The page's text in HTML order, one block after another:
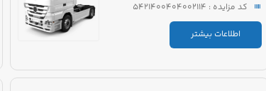
کد مزایده : 5421400404002114
اطلاعات بیشتر